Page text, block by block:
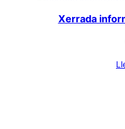
Xerrada